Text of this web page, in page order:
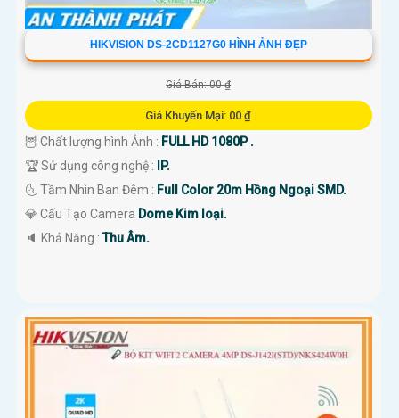
HIKVISION DS-2CD1127G0 HÌNH ẢNH ĐẸP
Giá Bán: 00 ₫
Giá Khuyến Mại: 00 ₫
🦉 Chất lượng hình Ảnh : FULL HD 1080P .
🏆 Sử dụng công nghệ :
IP.
🌜 Tầm Nhìn Ban Đêm : Full Color 20m Hồng Ngoại SMD.
💎 Cấu Tạo Camera Dome Kim loại.
️🔈 Khả Năng :Thu Âm.